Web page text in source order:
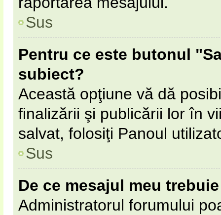
Sus
Pentru ce este butonul
subiect?
Această opţiune vă dă
finalizării şi publicării lor în
salvat, folosiţi Panoul
Sus
De ce mesajul meu
Administratorul forumului